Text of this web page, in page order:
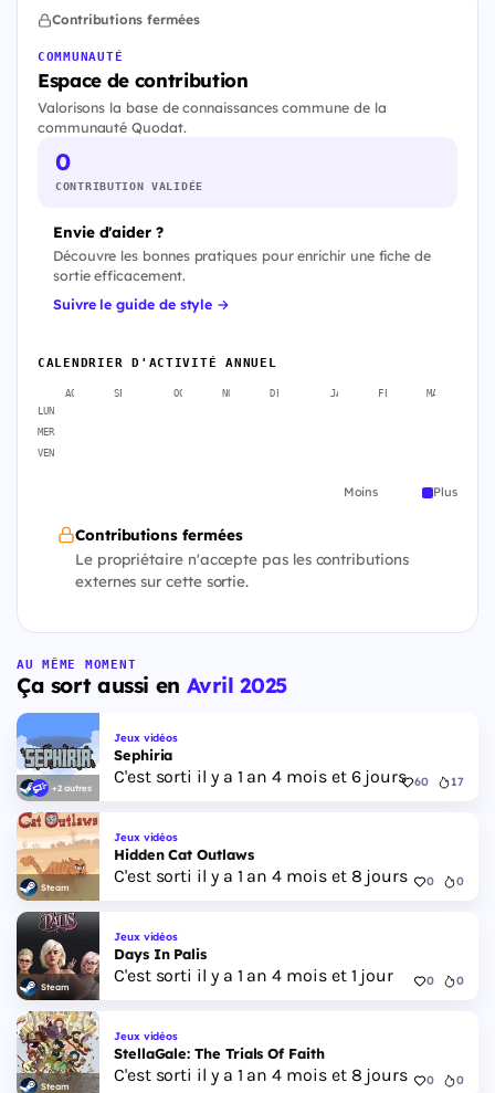
Contributions fermées
COMMUNAUTÉ
Espace de contribution
Valorisons la base de connaissances commune de la
communauté Quodat.
0
CONTRIBUTION VALIDÉE
Envie d'aider ?
Découvre les bonnes pratiques pour enrichir une fiche de
sortie efficacement.
Suivre le guide de style →
CALENDRIER D'ACTIVITÉ ANNUEL
AOÛT SEPT. OCT. NOV. DÉC. JANV. FÉVR. MARS
LUN
MER
VEN
Moins Plus
Contributions fermées
Le propriétaire n'accepte pas les contributions
externes sur cette sortie.
AU MÊME MOMENT
Ça sort aussi en Avril 2025
+2 autres
Jeux vidéos
Sephiria
C'est sorti il y a 1 an 4 mois et 6 jours 60 17
Steam
Jeux vidéos
Hidden Cat Outlaws
C'est sorti il y a 1 an 4 mois et 8 jours 0 0
Steam
Jeux vidéos
Days In Palis
C'est sorti il y a 1 an 4 mois et 1 jour 0 0
Steam
Jeux vidéos
StellaGale: The Trials Of Faith
C'est sorti il y a 1 an 4 mois et 8 jours 0 0